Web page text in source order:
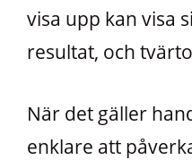
visa upp kan visa
resultat, och
När det gäller
enklare att